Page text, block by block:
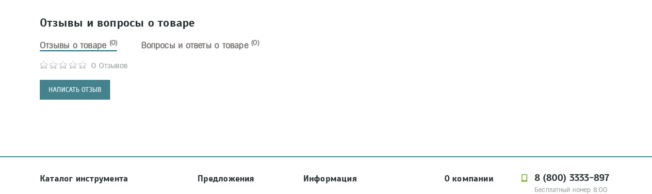
Отзывы и вопросы о товаре
Отзывы о товаре (0)
0 Отзывов
НАПИСАТЬ ОТЗЫВ
Вопросы и ответы о товаре(0)
Каталог инструмента Предложения Информация О компании 8 (800) 3333-897
Бесплатный номер 8:00